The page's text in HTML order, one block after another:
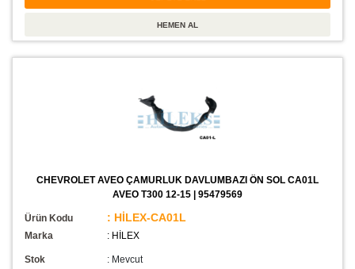
CHEVROLET AVEO ÇAMURLUK DAVLUMBAZI ÖN SOL CA01L
AVEO T300 12-15 | 95479569
Ürün Kodu : HİLEX-CA01L
Marka : HİLEX
Stok : Mevcut